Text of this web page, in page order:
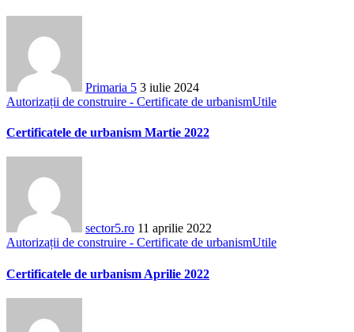
Primaria 5 3 iulie 2024
Autorizații de construire - Certificate de urbanismUtile
Certificatele de urbanism Martie 2022
sector5.ro 11 aprilie 2022
Autorizații de construire - Certificate de urbanismUtile
Certificatele de urbanism Aprilie 2022